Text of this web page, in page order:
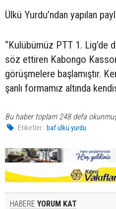
Ülkü Yurdu’ndan yapılan
“Kulübümüz PTT 1. Lig’de
söz ettiren Kabongo
görüşmelere başlamıştır.
şanlı formamız altında
Bu haber toplam 248 defa
Etiketler : baf ülkü yurdu
HABERE YORUM KAT